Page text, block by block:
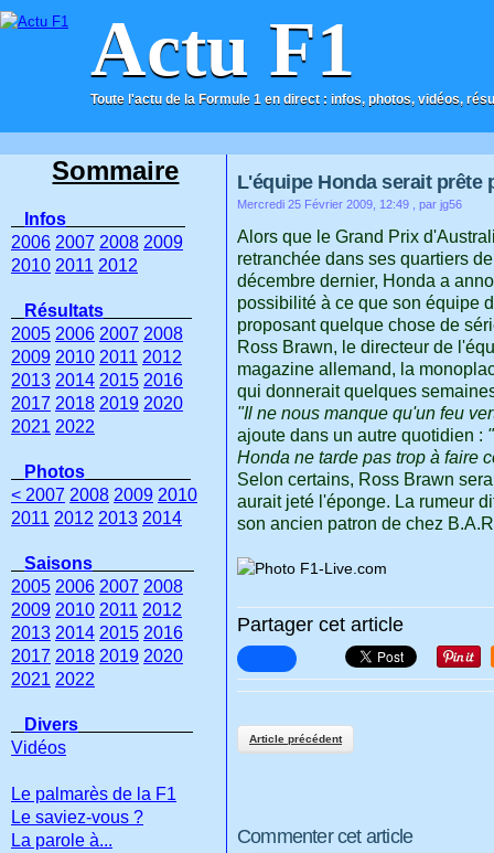
Actu F1
Toute l'actu de la Formule 1 en direct : infos, photos, vidéos,
ACCUEIL CONTACT
L'équipe Honda serait prête
Mercredi 25 Février 2009, 12:49 , par jg56
Alors que le Grand Prix
retranchée dans ses quartiers
décembre dernier, Honda a
possibilité à ce que son équipe
proposant quelque chose de
Ross Brawn, le directeur de
magazine allemand, la
qui donnerait quelques
"Il ne nous manque qu'un feu
ajoute dans un autre quotidien :
Honda ne tarde pas trop à faire
Selon certains, Ross Brawn
aurait jeté l'éponge. La rumeur
son ancien patron de chez
Partager cet article
Article précédent
Commenter cet article
Sommaire
Infos
2006 2007 2008 2009
2010 2011 2012
Résultats
2005 2006 2007 2008
2009 2010 2011 2012
2013 2014 2015 2016
2017 2018 2019 2020
2021 2022
Photos
< 2007 2008 2009 2010
2011 2012 2013 2014
Saisons
2005 2006 2007 2008
2009 2010 2011 2012
2013 2014 2015 2016
2017 2018 2019 2020
2021 2022
Divers
Vidéos
Le palmarès de la F1
Le saviez-vous ?
La parole à...